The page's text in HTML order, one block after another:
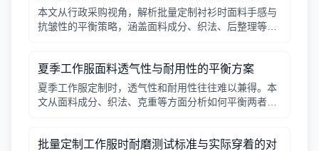
本文从行政采购视角，解析批量定制衬衫时面料手感与
抗皱性的平衡策略，涵盖面料成分、织法、后整理等关
夏季工作服面料透气性与耐用性的平衡方案
夏季工作服定制时，透气性和耐用性往往难以兼得。本
文从面料成分、织法、克重等方面分析如何平衡两者，
批量定制工作服时耐磨测试标准与实际穿着的对